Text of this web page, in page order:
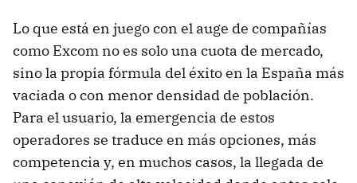
Lo que está en juego con el auge de compañías
como Excom no es solo una cuota de mercado,
sino la propia fórmula del éxito en la España más
vaciada o con menor densidad de población.
Para el usuario, la emergencia de estos
operadores se traduce en más opciones, más
competencia y, en muchos casos, la llegada de